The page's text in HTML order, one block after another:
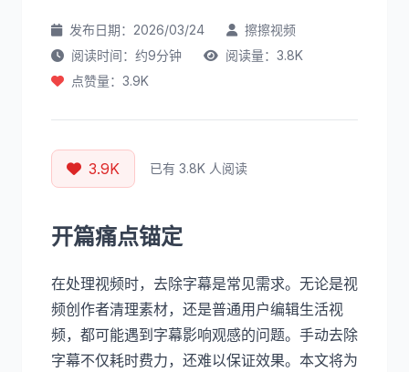
发布日期：2026/03/24
擦擦视频
阅读时间：约9分钟
阅读量：3.8K
点赞量：3.9K
3.9K 已有 3.8K 人阅读
开篇痛点锚定
在处理视频时，去除字幕是常见需求。无论是视
频创作者清理素材，还是普通用户编辑生活视
频，都可能遇到字幕影响观感的问题。手动去除
字幕不仅耗时费力，还难以保证效果。本文将为